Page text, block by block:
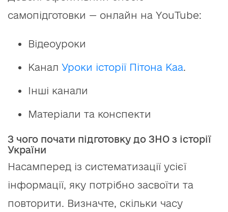
самопідготовки — онлайн на YouTube:
Відеоуроки
Канал Уроки історії Пітона Каа.
Інші канали
Матеріали та конспекти
З чого почати підготовку до ЗНО з історії
України
Насамперед із систематизації усієї
інформації, яку потрібно засвоїти та
повторити. Визначте, скільки часу